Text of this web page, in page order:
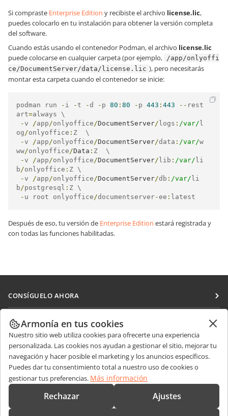
Si compraste Enterprise Edition y recibiste el archivo license.lic,
puedes colocarlo en tu instalación para obtener la versión completa
del software.
Cuando estás usando el contenedor Podman, el archivo license.lic
puede colocarse en cualquier carpeta (por ejemplo, /app/onlyoffi
ce/DocumentServer/data/license.lic ), pero necesitarás
montar esta carpeta cuando el contenedor se inicie:
podman run - i -t -d - p 80 : 80 - p 443 : 443 -- rest
art=always \
-v /app/onlyoffice/DocumentServer/ logs : /var/ l
og/onlyoffice : Z  \
-v /app/onlyoffice/DocumentServer/data : /var/w
ww/onlyoffice/Data : Z  \
-v /app/onlyoffice/DocumentServer/ lib : /var/ li
b/onlyoffice : Z \
-v /app/onlyoffice/DocumentServer/db : /var/ li
b/postgresql : Z \
- u root onlyoffice/documentserver-ee : latest
Después de eso, tu versión de Enterprise Edition estará registrada y
con todas las funciones habilitadas.
CONSÍGUELO AHORA
Docs
DocSpace
Workspace
Conectores
Aplicaciones de escritorio
Aplicaciones móviles
COLABORAR
Para colaboradores
Para traductores
Para influencers
Vacantes
RECIBIR NOTICIAS
Blog
OBTENER AYUDA
Foro
CONTÁCTENOS
Preguntas de ventas
sales@onlyoffice.com
Armonía en tus cookies
Nuestro sitio web utiliza cookies para ofrecerte una experiencia
personalizada. Las cookies nos ayudan a gestionar el sitio, mejorar tu
navegación y hacer posible el marketing y los anuncios específicos.
Puedes dar tu consentimiento total a nuestro uso de cookies o
gestionar tus preferencias. Más información
Rechazar Ajustes